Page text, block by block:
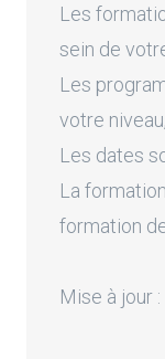
Les
sein de
Les
votre
Les dates
La
formation
Mise à jour